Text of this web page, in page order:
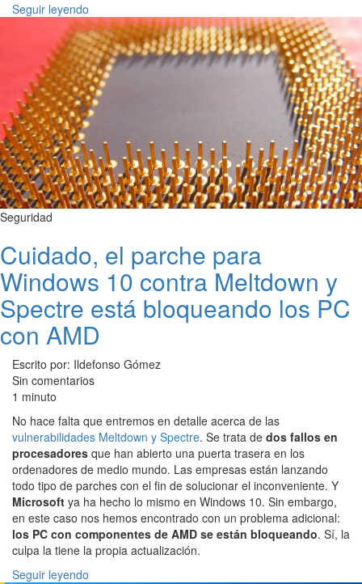
Seguir leyendo
Seguridad
Cuidado, el parche para
Windows 10 contra Meltdown y
Spectre está bloqueando los PC
con AMD
Escrito por: Ildefonso Gómez
Sin comentarios
1 minuto
No hace falta que entremos en detalle acerca de las
vulnerabilidades Meltdown y Spectre. Se trata de dos fallos en
procesadores que han abierto una puerta trasera en los
ordenadores de medio mundo. Las empresas están lanzando
todo tipo de parches con el fin de solucionar el inconveniente. Y
Microsoft ya ha hecho lo mismo en Windows 10. Sin embargo,
en este caso nos hemos encontrado con un problema adicional:
los PC con componentes de AMD se están bloqueando. Sí, la
culpa la tiene la propia actualización.
Seguir leyendo